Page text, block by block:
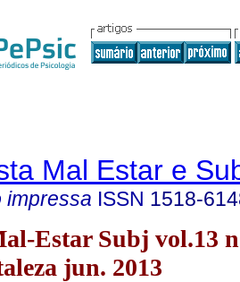
Mal Estar e
impressa ISSN 1518-
Estar Subj vol.13
jun. 2013